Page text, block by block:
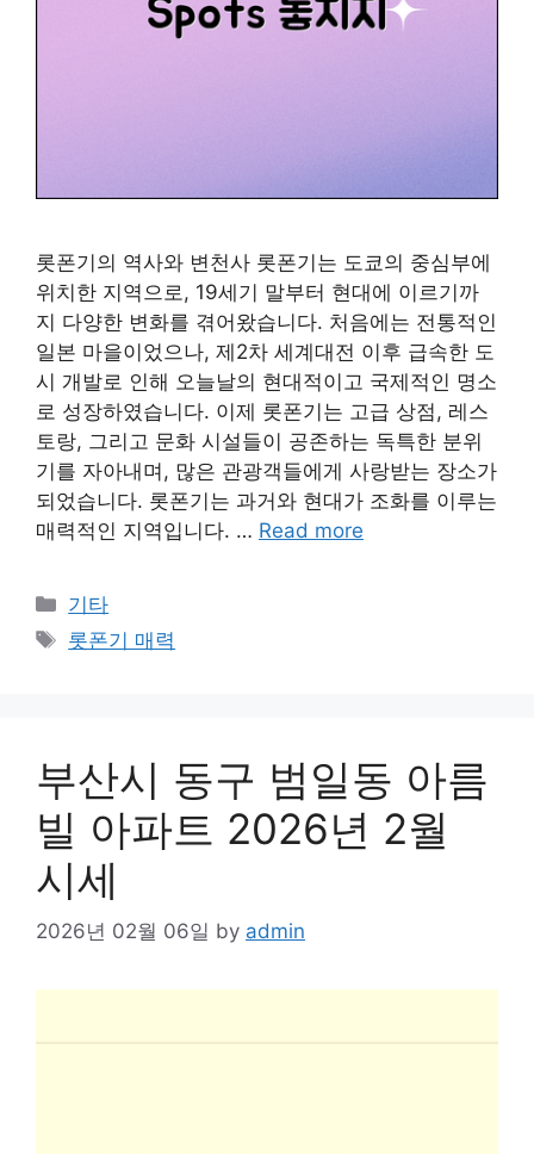
롯폰기의 역사와 변천사 롯폰기는 도쿄의 중심부에
위치한 지역으로, 19세기 말부터 현대에 이르기까
지 다양한 변화를 겪어왔습니다. 처음에는 전통적인
일본 마을이었으나, 제2차 세계대전 이후 급속한 도
시 개발로 인해 오늘날의 현대적이고 국제적인 명소
로 성장하였습니다. 이제 롯폰기는 고급 상점, 레스
토랑, 그리고 문화 시설들이 공존하는 독특한 분위
기를 자아내며, 많은 관광객들에게 사랑받는 장소가
되었습니다. 롯폰기는 과거와 현대가 조화를 이루는
매력적인 지역입니다. … Read more
Categories
기타
Tags
롯폰기 매력
부산시 동구 범일동 아름
빌 아파트 2026년 2월
시세
2026년 02월 06일 by admin